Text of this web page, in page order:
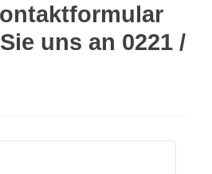
uns an 0221 /